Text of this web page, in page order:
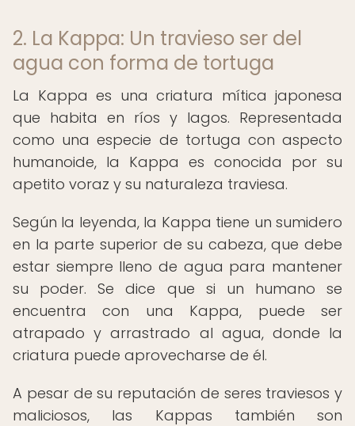
2. La Kappa: Un travieso ser del
agua con forma de tortuga
La Kappa es una criatura mítica japonesa
que habita en ríos y lagos. Representada
como una especie de tortuga con aspecto
humanoide, la Kappa es conocida por su
apetito voraz y su naturaleza traviesa.
Según la leyenda, la Kappa tiene un sumidero
en la parte superior de su cabeza, que debe
estar siempre lleno de agua para mantener
su poder. Se dice que si un humano se
encuentra con una Kappa, puede ser
atrapado y arrastrado al agua, donde la
criatura puede aprovecharse de él.
A pesar de su reputación de seres traviesos y
maliciosos, las Kappas también son